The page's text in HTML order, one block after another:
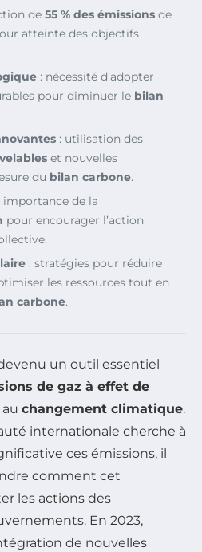
de 55 % des émissions de
atteinte des objectifs
: nécessité d’adopter
pour diminuer le bilan
: utilisation des
et nouvelles
du bilan carbone.
importance de la
pour encourager l’action
: stratégies pour réduire
les ressources tout en
carbone.
un outil essentiel
de gaz à effet de
changement climatique.
internationale cherche à
ces émissions, il
comment cet
les actions des
En 2023,
de nouvelles